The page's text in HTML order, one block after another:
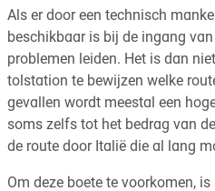
Als er door een technisch
beschikbaar is bij de ingang
problemen leiden. Het is dan
tolstation te bewijzen welke
gevallen wordt meestal een
soms zelfs tot het bedrag van
de route door Italië die al lang
Om deze boete te voorkomen,